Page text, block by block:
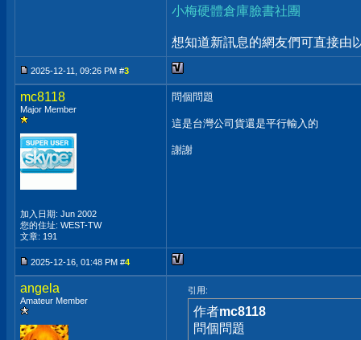
小梅硬體倉庫臉書社團
想知道新訊息的網友們可直接由
2025-12-11, 09:26 PM #3
mc8118
Major Member
加入日期: Jun 2002
您的住址: WEST-TW
文章: 191
問個問題
這是台灣公司貨還是平行輸入的
謝謝
2025-12-16, 01:48 PM #4
angela
Amateur Member
引用:
作者mc8118
問個問題